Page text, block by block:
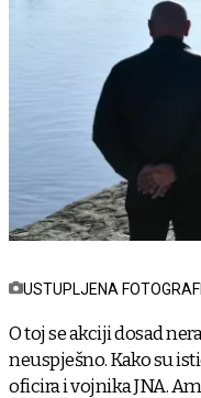
USTUPLJENA
O toj se akciji dosad
neuspješno. Kako su
oficira i vojnika JNA.